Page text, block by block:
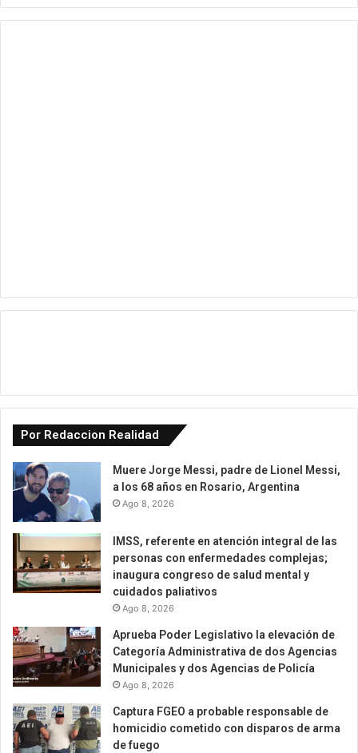
Por Redaccion Realidad
Muere Jorge Messi, padre de Lionel Messi,
a los 68 años en Rosario, Argentina
Ago 8, 2026
IMSS, referente en atención integral de las
personas con enfermedades complejas;
inaugura congreso de salud mental y
cuidados paliativos
Ago 8, 2026
Aprueba Poder Legislativo la elevación de
Categoría Administrativa de dos Agencias
Municipales y dos Agencias de Policía
Ago 8, 2026
Captura FGEO a probable responsable de
homicidio cometido con disparos de arma
de fuego